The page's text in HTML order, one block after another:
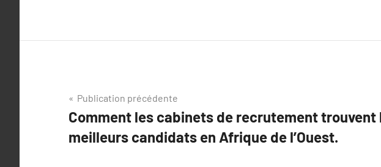
Navigation
de
l’article
Publication précédente
Comment les cabinets de recrutement trouvent
meilleurs candidats en Afrique de l’Ouest.